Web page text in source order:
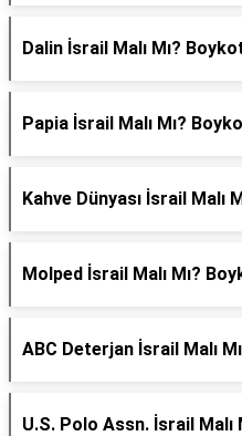
Dalin İsrail Malı Mı?
Papia İsrail Malı Mı?
Kahve Dünyası İsrail Malı
Molped İsrail Malı Mı?
ABC Deterjan İsrail Malı
U.S. Polo Assn. İsrail